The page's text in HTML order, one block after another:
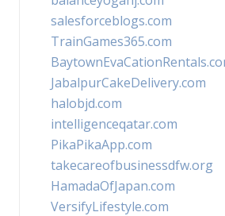
salesforceblogs.com
TrainGames365.com
JabalpurCakeDelivery.com
halobjd.com
intelligenceqatar.com
PikaPikaApp.com
takecareofbusinessdfw.org
HamadaOfJapan.com
VersifyLifestyle.com